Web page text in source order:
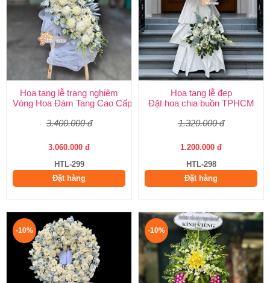
Hoa tang lễ trang nghiêm
Vòng Hoa Đám Tang Cao Cấp | Sang Trọng, Giao Nhanh
3.400.000 đ
3.060.000 đ
HTL-299
Đặt hàng
Hoa tang lễ đẹp
Đặt hoa chia buồn TPHCM
1.320.000 đ
1.200.000 đ
HTL-298
Đặt hàng
-10% -10%